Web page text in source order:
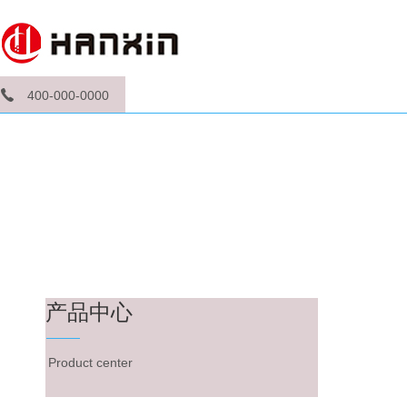
400-000-0000
产品中心
Product center